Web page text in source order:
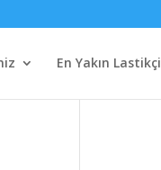
En Yakın Lastikçi